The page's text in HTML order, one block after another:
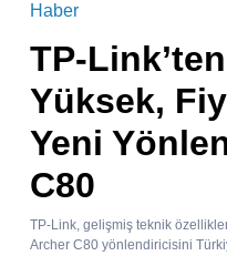
Haber
TP-Link’ten
Yüksek,
Yeni
C80
TP-Link, gelişmiş teknik
Archer C80 yönlendiricisini